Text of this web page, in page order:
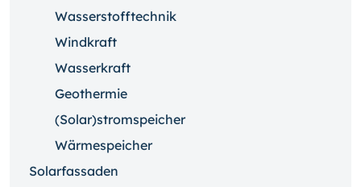
Wasserstofftechnik
Windkraft
Wasserkraft
Geothermie
(Solar)stromspeicher
Wärmespeicher
Solarfassaden